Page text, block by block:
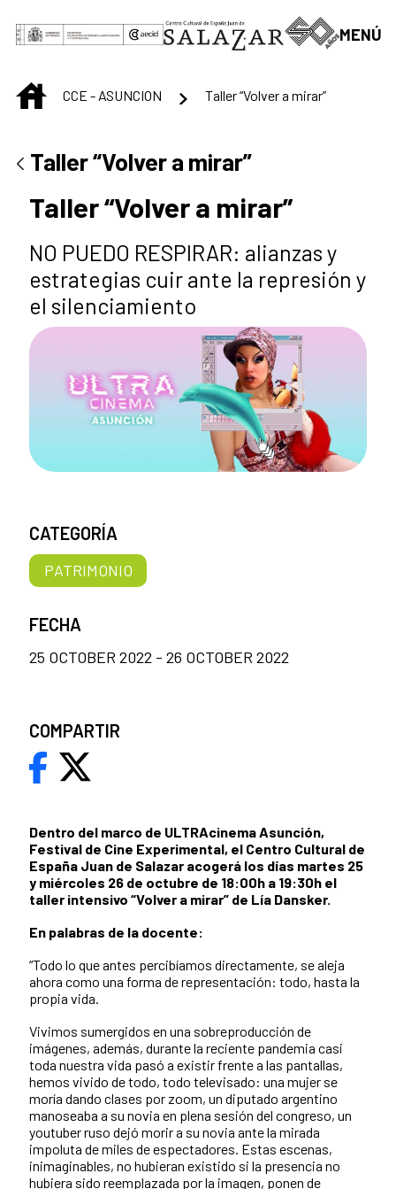
Saltar al contenido principal
MENÚ
INICIOCCE - ASUNCION Taller “Volver a mirar”
Taller “Volver a mirar”
Taller “Volver a mirar”
NO PUEDO RESPIRAR: alianzas y
estrategias cuir ante la represión y
el silenciamiento
Dentro del marco de ULTRAcinema Asunción,
Festival de Cine Experimental, el Centro Cultural de
España Juan de Salazar acogerá los días martes 25
y miércoles 26 de octubre de 18:00h a 19:30h el
taller intensivo “Volver a mirar” de Lía Dansker.
En palabras de la docente:
“Todo lo que antes percibíamos directamente, se aleja
ahora como una forma de representación: todo, hasta la
propia vida.
Vivimos sumergidos en una sobreproducción de
imágenes, además, durante la reciente pandemia casi
toda nuestra vida pasó a existir frente a las pantallas,
hemos vivido de todo, todo televisado: una mujer se
moría dando clases por zoom, un diputado argentino
manoseaba a su novia en plena sesión del congreso, un
youtuber ruso dejó morir a su novia ante la mirada
impoluta de miles de espectadores. Estas escenas,
inimaginables, no hubieran existido si la presencia no
hubiera sido reemplazada por la imagen, ponen de
CATEGORÍA
PATRIMONIO
FECHA
25 OCTOBER 2022 - 26 OCTOBER 2022
COMPARTIR